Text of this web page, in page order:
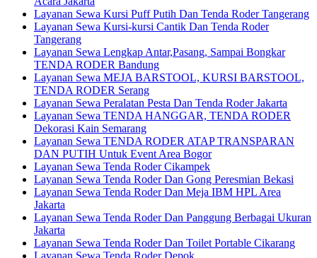
Layanan Sewa Kursi Puff Putih Dan Tenda Roder Tangerang
Layanan Sewa Kursi-kursi Cantik Dan Tenda Roder
Tangerang
Layanan Sewa Lengkap Antar,Pasang, Sampai Bongkar
TENDA RODER Bandung
Layanan Sewa MEJA BARSTOOL, KURSI BARSTOOL,
TENDA RODER Serang
Layanan Sewa Peralatan Pesta Dan Tenda Roder Jakarta
Layanan Sewa TENDA HANGGAR, TENDA RODER
Dekorasi Kain Semarang
Layanan Sewa TENDA RODER ATAP TRANSPARAN
DAN PUTIH Untuk Event Area Bogor
Layanan Sewa Tenda Roder Cikampek
Layanan Sewa Tenda Roder Dan Gong Peresmian Bekasi
Layanan Sewa Tenda Roder Dan Meja IBM HPL Area
Jakarta
Layanan Sewa Tenda Roder Dan Panggung Berbagai Ukuran
Jakarta
Layanan Sewa Tenda Roder Dan Toilet Portable Cikarang